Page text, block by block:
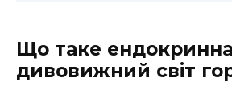
Що таке
дивовижний світ